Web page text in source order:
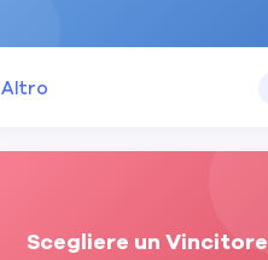
Altro
Scegliere un Vincitore